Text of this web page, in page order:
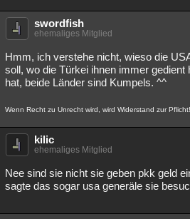
swordfish
ehemaliges Mitglied
Hmm, ich verstehe nicht, wieso die
soll, wo die Türkei ihnen immer
hat, beide Länder sind Kumpels. ^^
Wenn Recht zu Unrecht wird, wird Widerstand zur Pflicht!
kilic
ehemaliges Mitglied
Nee sind sie nicht sie geben pkk geld
sagte das sogar usa generäle sie